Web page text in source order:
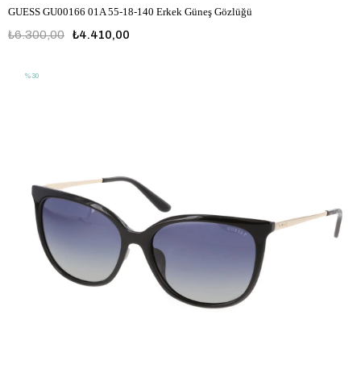
GUESS GU00166 01A 55-18-140 Erkek Güneş Gözlüğü
₺4.410,00
₺6.300,00
%30